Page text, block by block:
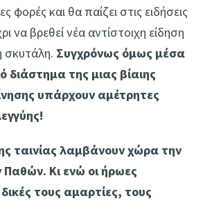
φορές και θα παίζει στις ειδήσεις
να βρεθεί νέα αντίστοιχη είδηση
σκυτάλη. Συγχρόνως όμως μέσα
διάστημα της μιας βίαιης
υπάρχουν αμέτρητες
ταινίας λαμβάνουν χώρα την
Κι ενώ οι ήρωες
τους αμαρτίες, τους